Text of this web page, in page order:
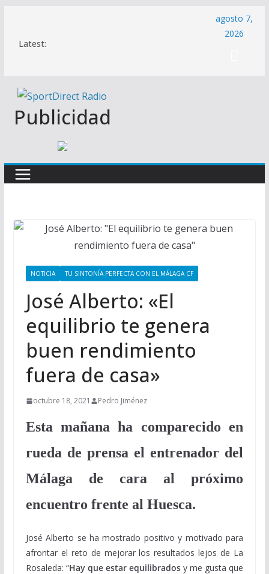
contenido
Latest:
agosto 7,
2026
Publicidad
NOTICIA TU SINTONÍA PERFECTA CON EL MÁLAGA CF
José Alberto: «El
equilibrio te genera
buen rendimiento
fuera de casa»
octubre 18, 2021 Pedro Jiménez
Esta mañana ha comparecido en
rueda de prensa el entrenador del
Málaga de cara al próximo
encuentro frente al Huesca.
José Alberto se ha mostrado positivo y motivado para
afrontar el reto de mejorar los resultados lejos de La
Rosaleda: “Hay que estar equilibrados y me gusta que